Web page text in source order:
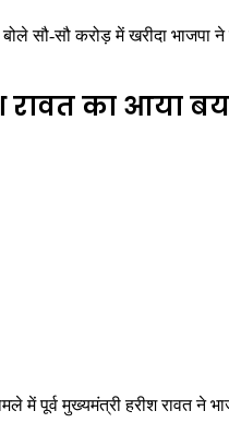
सौ-सौ करोड़ में खरीदा भाजपा ने
रावत का आया
में पूर्व मुख्यमंत्री हरीश रावत ने